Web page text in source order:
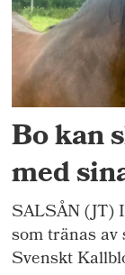
Bo kan
med
SALSÅN (JT)
som tränas
Svenskt